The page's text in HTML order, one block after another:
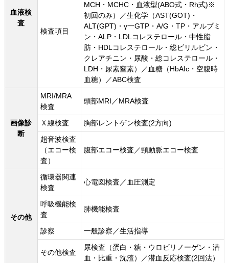
血液検
査
検査項目
MCH・MCHC・血液型(ABO式・Rh式)※
初回のみ）／生化学（AST(GOT)・
ALT(GPT)・γ一GTP・A/G・TP・アルブミ
ン・ALP・LDLコレステロール・中性脂
肪・HDLコレステロール・総ビリルビン・
クレアチニン・尿酸・総コレステロール・
LDH・尿素窒素）／血糖（HbAIc・空腹時
血糖）／ABC検査
画像診
断
MRI/MRA
検査
頭部MRI／MRA検査
Ｘ線検査
胸部レントゲン検査(2方向)
超音波検査
（エコー検
査）
腹部エコー検査／頸動脈エコー検査
その他
循環器関連
検査
心電図検査／血圧測定
呼吸機能検
査
肺機能検査
診察 一般診察／生活指導
その他検査
尿検査（蛋白・糖・ウロビリノーゲン・潜
血・比重・沈渣）／潜血反応検査(2回法）